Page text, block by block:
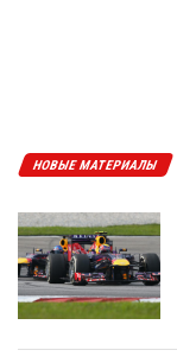
НОВЫЕ МАТЕРИАЛЫ